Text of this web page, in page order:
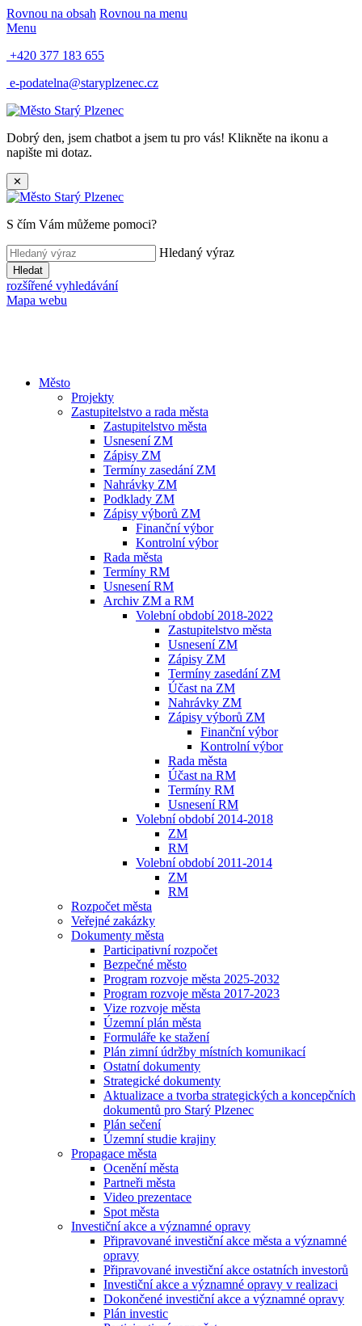
Rovnou na obsah Rovnou na menu
Menu
+420 377 183 655
e-podatelna@staryplzenec.cz
Dobrý den, jsem chatbot a jsem tu pro vás! Klikněte na ikonu a
napište mi dotaz.
✕
S čím Vám můžeme pomoci?
Hledaný výraz
Hledat
rozšířené vyhledávání
Mapa webu
Město
Projekty
Zastupitelstvo a rada města
Zastupitelstvo města
Usnesení ZM
Zápisy ZM
Termíny zasedání ZM
Nahrávky ZM
Podklady ZM
Zápisy výborů ZM
Finanční výbor
Kontrolní výbor
Rada města
Termíny RM
Usnesení RM
Archiv ZM a RM
Volební období 2018-2022
Zastupitelstvo města
Usnesení ZM
Zápisy ZM
Termíny zasedání ZM
Účast na ZM
Nahrávky ZM
Zápisy výborů ZM
Finanční výbor
Kontrolní výbor
Rada města
Účast na RM
Termíny RM
Usnesení RM
Volební období 2014-2018
ZM
RM
Volební období 2011-2014
ZM
RM
Rozpočet města
Veřejné zakázky
Dokumenty města
Participativní rozpočet
Bezpečné město
Program rozvoje města 2025-2032
Program rozvoje města 2017-2023
Vize rozvoje města
Územní plán města
Formuláře ke stažení
Plán zimní údržby místních komunikací
Ostatní dokumenty
Strategické dokumenty
Aktualizace a tvorba strategických a koncepčních
dokumentů pro Starý Plzenec
Plán sečení
Územní studie krajiny
Propagace města
Ocenění města
Partneři města
Video prezentace
Spot města
Investiční akce a významné opravy
Připravované investiční akce města a významné
opravy
Připravované investiční akce ostatních investorů
Investiční akce a významné opravy v realizaci
Dokončené investiční akce a významné opravy
Plán investic